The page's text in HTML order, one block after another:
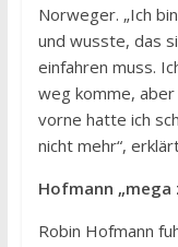
Norweger. „Ich
und wusste, das
einfahren muss.
weg komme,
vorne hatte ich
nicht mehr“,
Hofmann „mega
Robin Hofmann